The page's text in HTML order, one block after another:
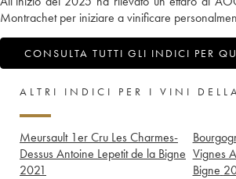
Montrachet per iniziare a vinificare
CONSULTA TUTTI GLI INDICI PER
ALTRI INDICI PER I VINI
Meursault 1er Cru Les Charmes-
Dessus Antoine Lepetit de la Bigne
2021
Vignes
Bigne